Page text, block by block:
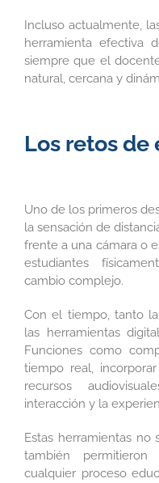
Incluso actualmente,
herramienta efectiva
siempre que el
natural, cercana y
Los retos de
Uno de los primeros
la sensación de
frente a una cámara o
estudiantes
cambio complejo.
Con el tiempo, tanto
las herramientas
Funciones como
tiempo real,
recursos
interacción y la
Estas herramientas no
también
cualquier proceso